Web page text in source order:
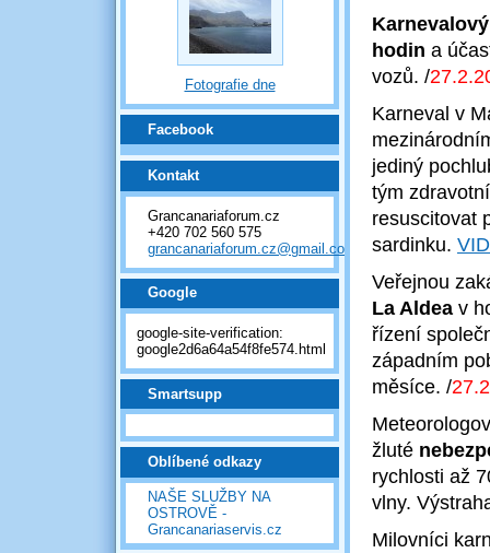
Fotografie dne
Facebook
Kontakt
Grancanariaforum.cz
+420 702 560 575
grancanariaforum.cz@gmail.com
Google
google-site-verification:
google2d6a64a54f8fe574.html
Smartsupp
Oblíbené odkazy
NAŠE SLUŽBY NA
OSTROVĚ -
Grancanariaservis.cz
hodin a
vozů. /27.2
Karneval v
jediný
tým
resuscitovat
sardinku.
Veřejnou
La Aldea v
řízení
západním
měsíce. /27.2
žluté
rychlosti až
vlny.
Milovníci